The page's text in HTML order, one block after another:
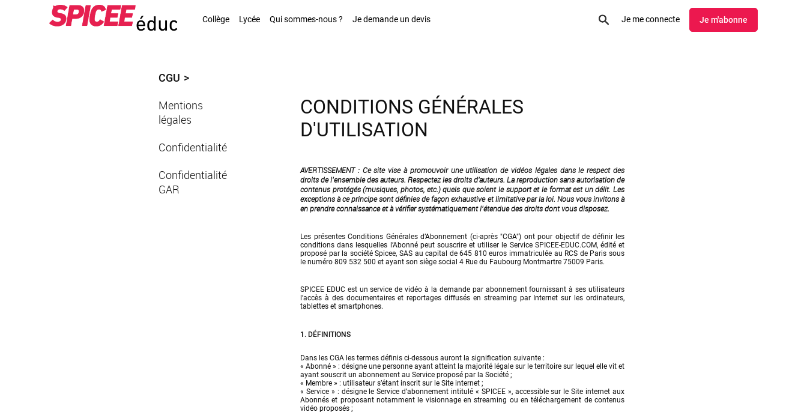
Collège Lycée Qui sommes-nous ? Je demande un devis Je me connecte Je m'abonne
CGU
Mentions
légales
Confidentialité
Confidentialité
GAR
CONDITIONS GÉNÉRALES
D'UTILISATION
AVERTISSEMENT : Ce site vise à promouvoir une utilisation de vidéos légales dans le respect des
droits de l’ensemble des auteurs. Respectez les droits d'auteurs. La reproduction sans autorisation de
contenus protégés (musiques, photos, etc.) quels que soient le support et le format est un délit. Les
exceptions à ce principe sont définies de façon exhaustive et limitative par la loi. Nous vous invitons à
en prendre connaissance et à vérifier systématiquement l’étendue des droits dont vous disposez.
Les présentes Conditions Générales d’Abonnement (ci-après "CGA") ont pour objectif de définir les
conditions dans lesquelles l’Abonné peut souscrire et utiliser le Service SPICEE-EDUC.COM, édité et
proposé par la société Spicee, SAS au capital de 645 810 euros immatriculée au RCS de Paris sous
le numéro 809 532 500 et ayant son siège social 4 Rue du Faubourg Montmartre 75009 Paris.
SPICEE EDUC est un service de vidéo à la demande par abonnement fournissant à ses utilisateurs
l’accès à des documentaires et reportages diffusés en streaming par Internet sur les ordinateurs,
tablettes et smartphones.
1. DÉFINITIONS
Dans les CGA les termes définis ci-dessous auront la signification suivante :
« Abonné » : désigne une personne ayant atteint la majorité légale sur le territoire sur lequel elle vit et
ayant souscrit un abonnement au Service proposé par la Société ;
« Membre » : utilisateur s’étant inscrit sur le Site internet ;
« Service » : désigne le Service d’abonnement intitulé « SPICEE », accessible sur le Site internet aux
Abonnés et proposant notamment le visionnage en streaming ou en téléchargement de contenus
vidéo proposés ;